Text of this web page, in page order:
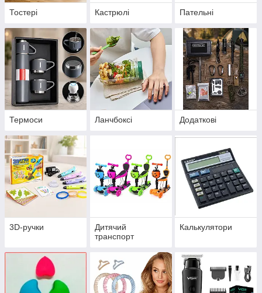
Тостері Кастрюлі Пательні
Термоси Ланчбоксі Додаткові
3D-ручки
Дитячий
транспорт
Калькулятори